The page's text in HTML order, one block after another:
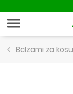
Balzami za kosu